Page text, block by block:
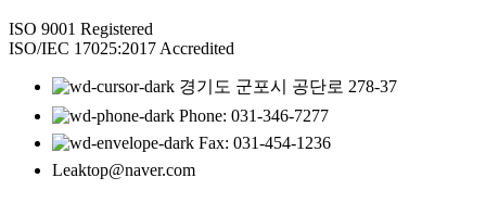
ISO 9001 Registered
ISO/IEC 17025:2017 Accredited
경기도 군포시 공단로 278-37
Phone: 031-346-7277
Fax: 031-454-1236
Leaktop@naver.com